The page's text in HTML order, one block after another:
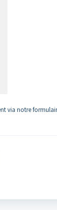
via notre